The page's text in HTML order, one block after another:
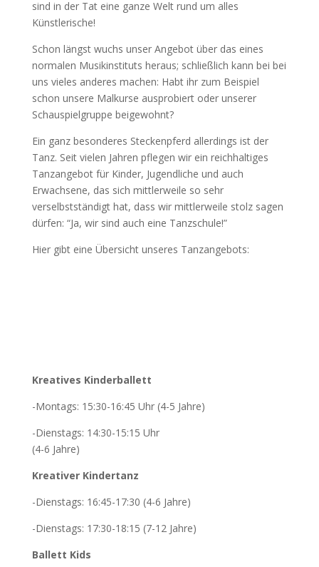
sind in der Tat eine ganze Welt rund um alles
Künstlerische!
Schon längst wuchs unser Angebot über das eines
normalen Musikinstituts heraus; schließlich kann bei bei
uns vieles anderes machen: Habt ihr zum Beispiel
schon unsere Malkurse ausprobiert oder unserer
Schauspielgruppe beigewohnt?
Ein ganz besonderes Steckenpferd allerdings ist der
Tanz. Seit vielen Jahren pflegen wir ein reichhaltiges
Tanzangebot für Kinder, Jugendliche und auch
Erwachsene, das sich mittlerweile so sehr
verselbstständigt hat, dass wir mittlerweile stolz sagen
dürfen: “Ja, wir sind auch eine Tanzschule!”
Hier gibt eine Übersicht unseres Tanzangebots:
Kreatives Kinderballett
-Montags: 15:30-16:45 Uhr (4-5 Jahre)
-Dienstags: 14:30-15:15 Uhr
(4-6 Jahre)
Kreativer Kindertanz
-Dienstags: 16:45-17:30 (4-6 Jahre)
-Dienstags: 17:30-18:15 (7-12 Jahre)
Ballett Kids